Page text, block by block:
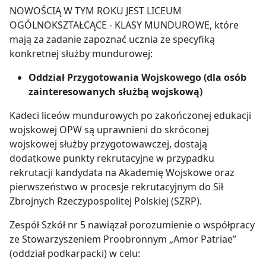
NOWOŚCIĄ W TYM ROKU JEST LICEUM
OGÓLNOKSZTAŁCĄCE - KLASY MUNDUROWE, które
mają za zadanie zapoznać ucznia ze specyfiką
konkretnej służby mundurowej:
Oddział Przygotowania Wojskowego (dla osób
zainteresowanych służbą wojskową)
Kadeci liceów mundurowych po zakończonej edukacji
wojskowej OPW są uprawnieni do skróconej
wojskowej służby przygotowawczej, dostają
dodatkowe punkty rekrutacyjne w przypadku
rekrutacji kandydata na Akademię Wojskowe oraz
pierwszeństwo w procesje rekrutacyjnym do Sił
Zbrojnych Rzeczypospolitej Polskiej (SZRP).
Zespół Szkół nr 5 nawiązał porozumienie o współpracy
ze Stowarzyszeniem Proobronnym „Amor Patriae”
(oddział podkarpacki) w celu: